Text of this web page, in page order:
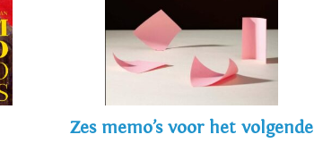
Zes memo’s voor het volgende